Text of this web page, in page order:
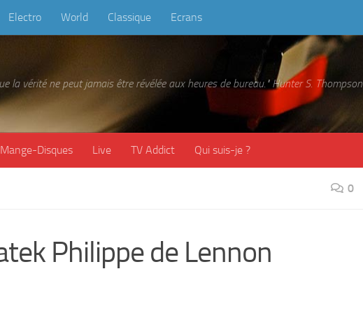
Electro World Classique Ecrans
la vérité ne peut jamais être révélée aux heures de bureau." Hunter S. Thompson
Mange-Disques Live TV Addict Qui suis-je ?
0
Philippe de Lennon